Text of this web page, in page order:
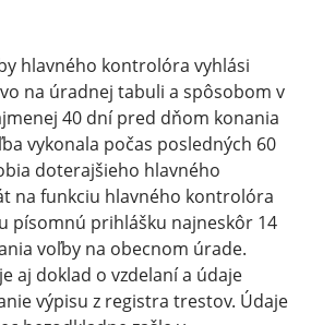
hlavného kontrolóra vyhlási
na úradnej tabuli a spôsobom v
40 dní pred dňom konania
vykonala počas posledných 60
doterajšieho hlavného
na funkciu hlavného kontrolóra
písomnú prihlášku najneskôr 14
voľby na obecnom úrade.
aj doklad o vzdelaní a údaje
výpisu z registra trestov. Údaje